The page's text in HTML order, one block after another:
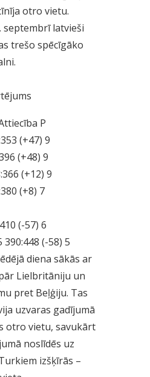
otro vietu.
septembrī latvieši
trešo spēcīgāko
P
(+47) 9
(+48) 9
(+12) 9
(+8) 7
(-57) 6
(-58) 5
diena sākās ar
Lielbritāniju un
pret Beļģiju. Tas
uzvaras gadījumā
otro vietu, savukārt
noslīdēs uz
izšķīrās –